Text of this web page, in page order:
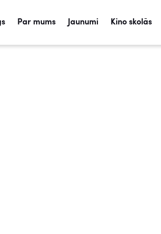
Par mums Jaunumi Kino skolās